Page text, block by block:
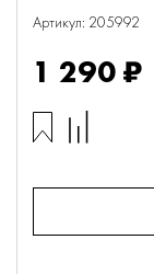
Артикул: 205992
1 290 ₽